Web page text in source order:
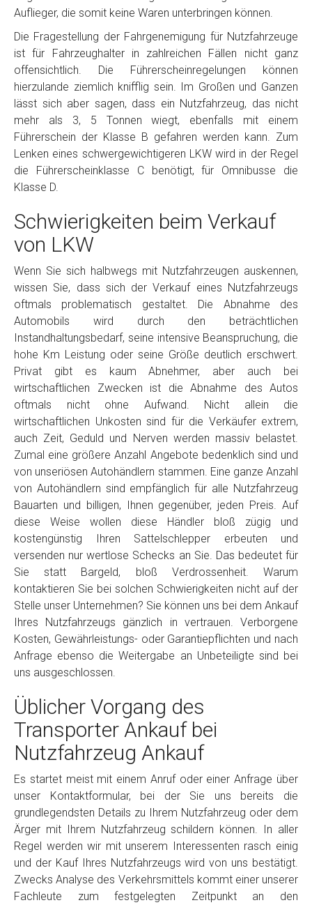
Auflieger, die somit keine Waren unterbringen können.
Die Fragestellung der Fahrgenemigung für Nutzfahrzeuge
ist für Fahrzeughalter in zahlreichen Fällen nicht ganz
offensichtlich. Die Führerscheinregelungen können
hierzulande ziemlich knifflig sein. Im Großen und Ganzen
lässt sich aber sagen, dass ein Nutzfahrzeug, das nicht
mehr als 3, 5 Tonnen wiegt, ebenfalls mit einem
Führerschein der Klasse B gefahren werden kann. Zum
Lenken eines schwergewichtigeren LKW wird in der Regel
die Führerscheinklasse C benötigt, für Omnibusse die
Klasse D.
Schwierigkeiten beim Verkauf
von LKW
Wenn Sie sich halbwegs mit Nutzfahrzeugen auskennen,
wissen Sie, dass sich der Verkauf eines Nutzfahrzeugs
oftmals problematisch gestaltet. Die Abnahme des
Automobils wird durch den beträchtlichen
Instandhaltungsbedarf, seine intensive Beanspruchung, die
hohe Km Leistung oder seine Größe deutlich erschwert.
Privat gibt es kaum Abnehmer, aber auch bei
wirtschaftlichen Zwecken ist die Abnahme des Autos
oftmals nicht ohne Aufwand. Nicht allein die
wirtschaftlichen Unkosten sind für die Verkäufer extrem,
auch Zeit, Geduld und Nerven werden massiv belastet.
Zumal eine größere Anzahl Angebote bedenklich sind und
von unseriösen Autohändlern stammen. Eine ganze Anzahl
von Autohändlern sind empfänglich für alle Nutzfahrzeug
Bauarten und billigen, Ihnen gegenüber, jeden Preis. Auf
diese Weise wollen diese Händler bloß zügig und
kostengünstig Ihren Sattelschlepper erbeuten und
versenden nur wertlose Schecks an Sie. Das bedeutet für
Sie statt Bargeld, bloß Verdrossenheit. Warum
kontaktieren Sie bei solchen Schwierigkeiten nicht auf der
Stelle unser Unternehmen? Sie können uns bei dem Ankauf
Ihres Nutzfahrzeugs gänzlich in vertrauen. Verborgene
Kosten, Gewährleistungs- oder Garantiepflichten und nach
Anfrage ebenso die Weitergabe an Unbeteiligte sind bei
uns ausgeschlossen.
Üblicher Vorgang des
Transporter Ankauf bei
Nutzfahrzeug Ankauf
Es startet meist mit einem Anruf oder einer Anfrage über
unser Kontaktformular, bei der Sie uns bereits die
grundlegendsten Details zu Ihrem Nutzfahrzeug oder dem
Ärger mit Ihrem Nutzfahrzeug schildern können. In aller
Regel werden wir mit unserem Interessenten rasch einig
und der Kauf Ihres Nutzfahrzeugs wird von uns bestätigt.
Zwecks Analyse des Verkehrsmittels kommt einer unserer
Fachleute zum festgelegten Zeitpunkt an den